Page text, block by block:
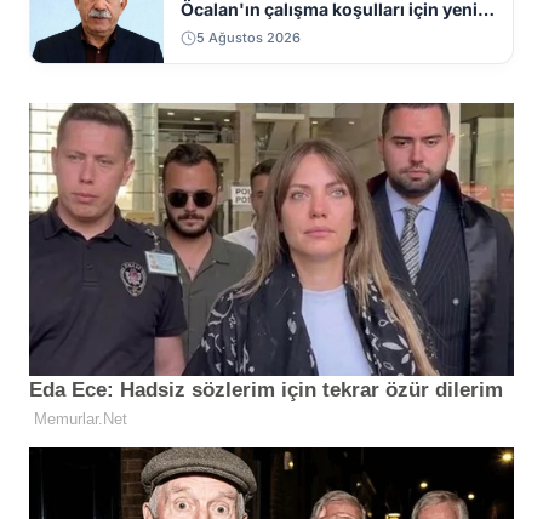
Öcalan'ın çalışma koşulları için yeni
sinyal
5 Ağustos 2026